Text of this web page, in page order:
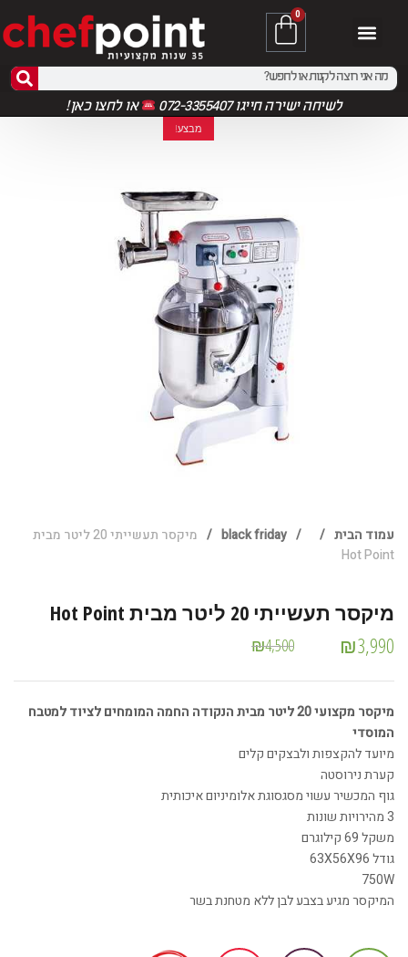
0
לשיחה ישירה חייגו 072-3355407 אולחצו כאן!
מבצע!
עמוד הבית /
/
black friday
/
מיקסר תעשייתי 20 ליטר מבית
Hot Point
מיקסר תעשייתי 20 ליטר מבית Hot Point
₪4,500 ₪3,990
מיקסר מקצועי 20 ליטר מבית הנקודה החמה המומחים לציוד למטבח
המוסדי
מיועד להקצפות ולבצקים קלים
קערת נירוסטה
גוף המכשיר עשוי מסגסוגת אלומיניום איכותית
3 מהירויות שונות
משקל 69 קילוגרם
גודל 63X56X96
750W
המיקסר מגיע בצבע לבן ללא מטחנת בשר